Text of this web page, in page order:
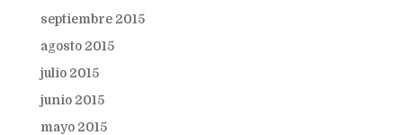
septiembre 2015
agosto 2015
julio 2015
junio 2015
mayo 2015